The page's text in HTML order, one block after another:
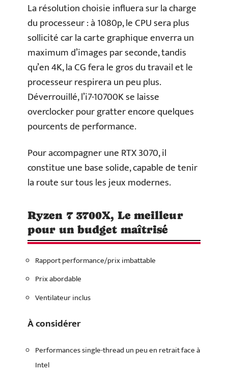
La résolution choisie influera sur la charge
du processeur : à 1080p, le CPU sera plus
sollicité car la carte graphique enverra un
maximum d’images par seconde, tandis
qu’en 4K, la CG fera le gros du travail et le
processeur respirera un peu plus.
Déverrouillé, l’i7-10700K se laisse
overclocker pour gratter encore quelques
pourcents de performance.
Pour accompagner une RTX 3070, il
constitue une base solide, capable de tenir
la route sur tous les jeux modernes.
Ryzen 7 3700X, Le meilleur
pour un budget maîtrisé
Rapport performance/prix imbattable
Prix abordable
Ventilateur inclus
À considérer
Performances single-thread un peu en retrait face à
Intel